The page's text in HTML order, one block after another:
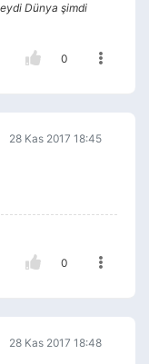
Dünya şimdi
0
28 Kas 2017 18:45
0
28 Kas 2017 18:48